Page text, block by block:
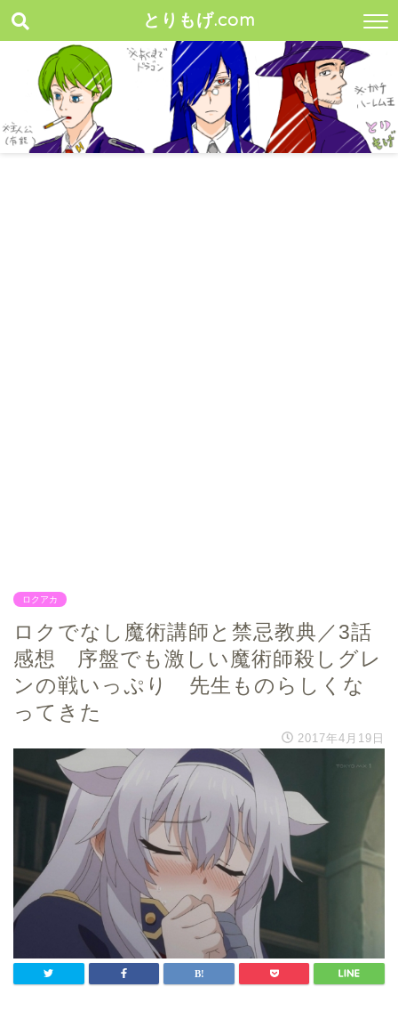
とりもげ.com
ロクアカ
ロクでなし魔術講師と禁忌教典／3話
感想 序盤でも激しい魔術師殺しグレ
ンの戦いっぷり 先生ものらしくな
ってきた
2017年4月19日